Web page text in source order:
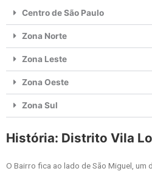
Centro de São Paulo
Zona Norte
Zona Leste
Zona Oeste
Zona Sul
História: Distrito Vila
O Bairro fica ao lado de São Miguel,